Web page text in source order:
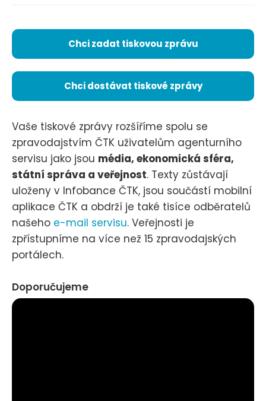
Chci zadat tiskovou zprávu
Chci dostávat tiskové zprávy
Vaše tiskové zprávy rozšíříme spolu se
zpravodajstvím ČTK uživatelům agenturního
servisu jako jsou média, ekonomická sféra,
státní správa a veřejnost. Texty zůstávají
uloženy v Infobance ČTK, jsou součástí mobilní
aplikace ČTK a obdrží je také tisíce odběratelů
našeho e-mail servisu. Veřejnosti je
zpřístupníme na více než 15 zpravodajských
portálech.
Doporučujeme